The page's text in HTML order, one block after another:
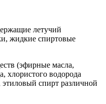
летучий
жидкие спиртовые
(эфирные масла,
хлористого водорода
спирт различной